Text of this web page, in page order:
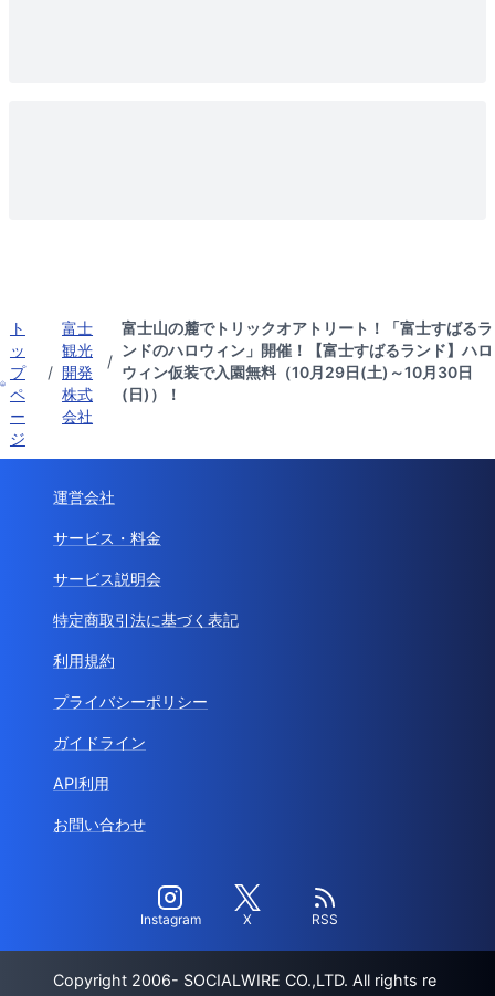
ト
ッ
プ
ペ
ー
ジ
/
富士
観光
開発
株式
会社
/
富士山の麓でトリックオアトリート！「富士すばるラ
ンドのハロウィン」開催！【富士すばるランド】ハロ
ウィン仮装で入園無料（10月29日(土)～10月30日
(日)）！
運営会社
サービス・料金
サービス説明会
特定商取引法に基づく表記
利用規約
プライバシーポリシー
ガイドライン
API利用
お問い合わせ
Instagram X RSS
Copyright 2006- SOCIALWIRE CO.,LTD. All rights re